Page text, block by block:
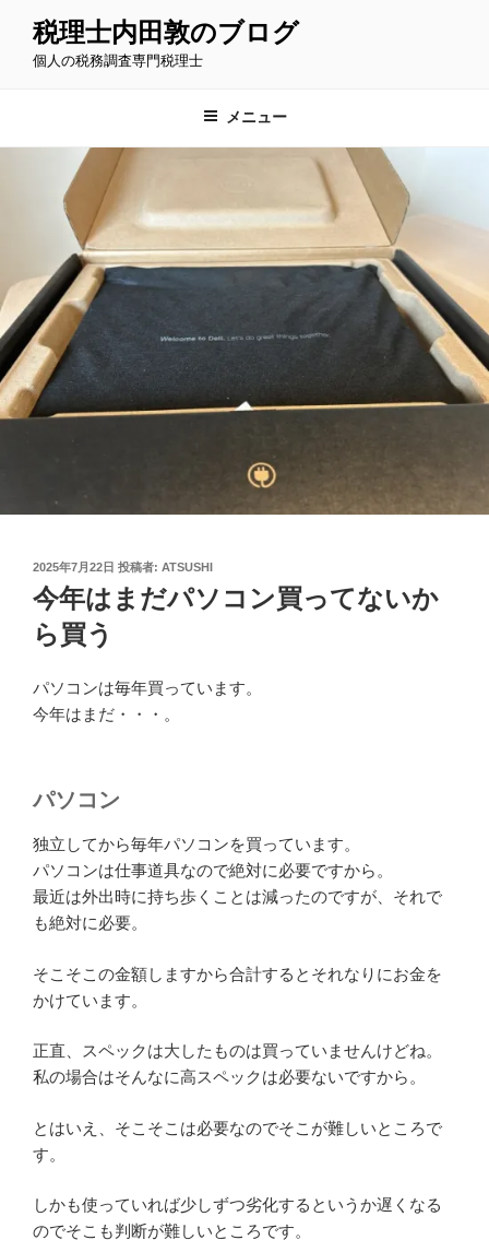
税理士内田敦のブログ
個人の税務調査専門税理士
メニュー
投
日:
2025年7月22日 投稿者: ATSUSHI
今年はまだパソコン買ってないか
ら買う
パソコンは毎年買っています。
今年はまだ・・・。
パソコン
独立してから毎年パソコンを買っています。
パソコンは仕事道具なので絶対に必要ですから。
最近は外出時に持ち歩くことは減ったのですが、それで
も絶対に必要。
そこそこの金額しますから合計するとそれなりにお金を
かけています。
正直、スペックは大したものは買っていませんけどね。
私の場合はそんなに高スペックは必要ないですから。
とはいえ、そこそこは必要なのでそこが難しいところで
す。
しかも使っていれば少しずつ劣化するというか遅くなる
のでそこも判断が難しいところです。